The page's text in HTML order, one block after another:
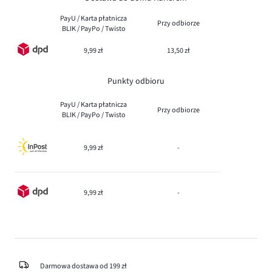
PayU / Karta płatnicza
BLIK / PayPo / Twisto
Przy odbiorze
9,99 zł 13,50 zł
Punkty odbioru
PayU / Karta płatnicza
BLIK / PayPo / Twisto
Przy odbiorze
9,99 zł -
9,99 zł -
Darmowa dostawa od 199 zł